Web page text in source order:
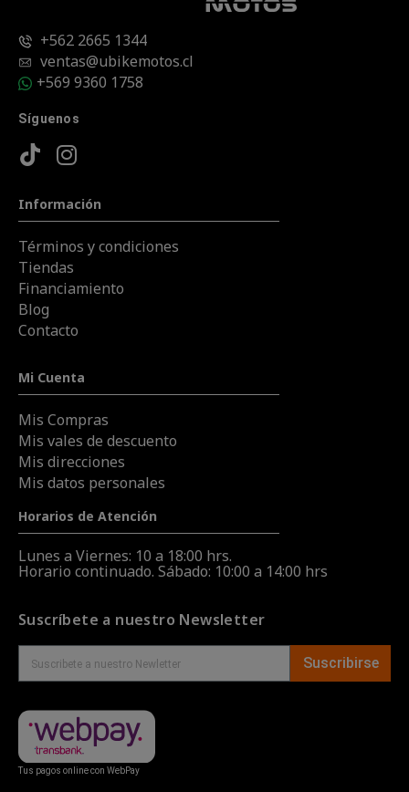
+562 2665 1344
ventas@ubikemotos.cl
+569 9360 1758
Síguenos
Información
Términos y condiciones
Tiendas
Financiamiento
Blog
Contacto
Mi Cuenta
Mis Compras
Mis vales de descuento
Mis direcciones
Mis datos personales
Horarios de Atención
Lunes a Viernes: 10 a 18:00 hrs.
Horario continuado. Sábado: 10:00 a 14:00 hrs
Suscríbete a nuestro Newsletter
Suscribirse
Tus pagos online con WebPay